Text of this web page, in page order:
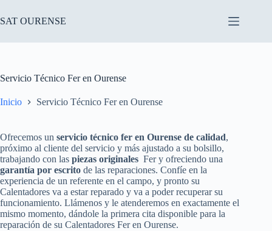
al
contenido
SAT OURENSE
Servicio Técnico Fer en Ourense
Inicio Servicio Técnico Fer en Ourense
Ofrecemos un servicio técnico fer en Ourense de calidad,
próximo al cliente del servicio y más ajustado a su bolsillo,
trabajando con las piezas originales Fer y ofreciendo una
garantía por escrito de las reparaciones. Confíe en la
experiencia de un referente en el campo, y pronto su
Calentadores va a estar reparado y va a poder recuperar su
funcionamiento. Llámenos y le atenderemos en exactamente el
mismo momento, dándole la primera cita disponible para la
reparación de su Calentadores Fer en Ourense.